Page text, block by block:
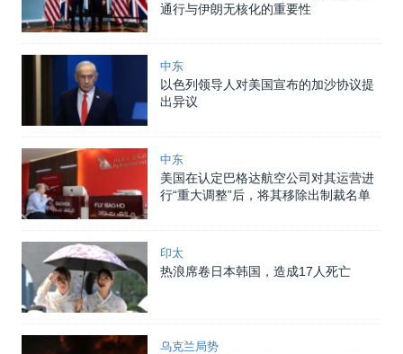
通行与伊朗无核化的重要性
中东
以色列领导人对美国宣布的加沙协议提
出异议
中东
美国在认定巴格达航空公司对其运营进
行“重大调整”后，将其移除出制裁名单
印太
热浪席卷日本韩国，造成17人死亡
乌克兰局势